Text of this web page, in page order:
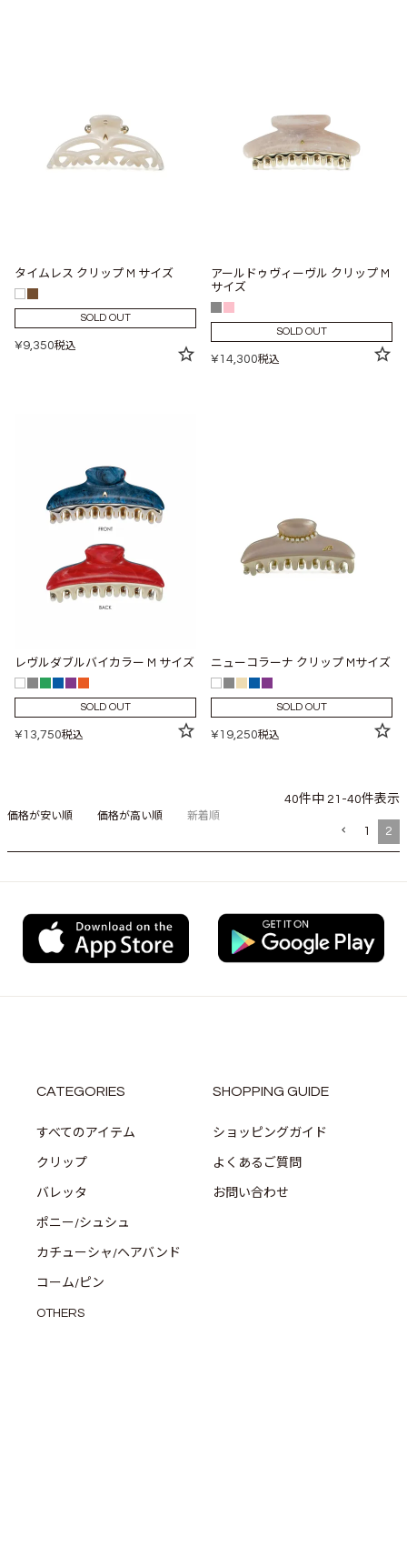
タイムレス クリップ M サイズ
SOLD OUT
¥9,350税込
アールドゥヴィーヴル クリップ M
サイズ
SOLD OUT
¥14,300税込
レヴルダブルバイカラー M サイズ
SOLD OUT
¥13,750税込
ニューコラーナ クリップ Mサイズ
SOLD OUT
¥19,250税込
価格が安い順 価格が高い順 新着順
40件中 21 -40件表示
1 2
CATEGORIES
すべてのアイテム
クリップ
バレッタ
ポニー/シュシュ
カチューシャ/ヘアバンド
コーム/ピン
OTHERS
SHOPPING GUIDE
ショッピングガイド
よくあるご質問
お問い合わせ